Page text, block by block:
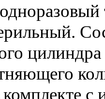
комплекте